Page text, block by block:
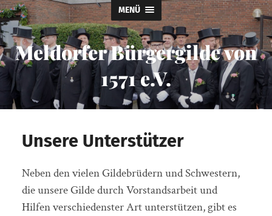
MENÜ
Meldorfer Bürgergilde von
1571 e.V.
Unsere Unterstützer
Neben den vielen Gildebrüdern und Schwestern,
die unsere Gilde durch Vorstandsarbeit und
Hilfen verschiedenster Art unterstützen, gibt es